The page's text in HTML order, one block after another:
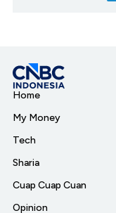
Home
My Money
Tech
Sharia
Cuap Cuap Cuan
Opinion